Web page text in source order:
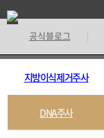
공식블로그 |
지방이식제거주사
DNA주사